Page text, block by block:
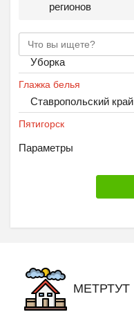
регионов
Уборка
Глажка белья
Ставропольский край
Пятигорск
Параметры
МЕТРТУТ